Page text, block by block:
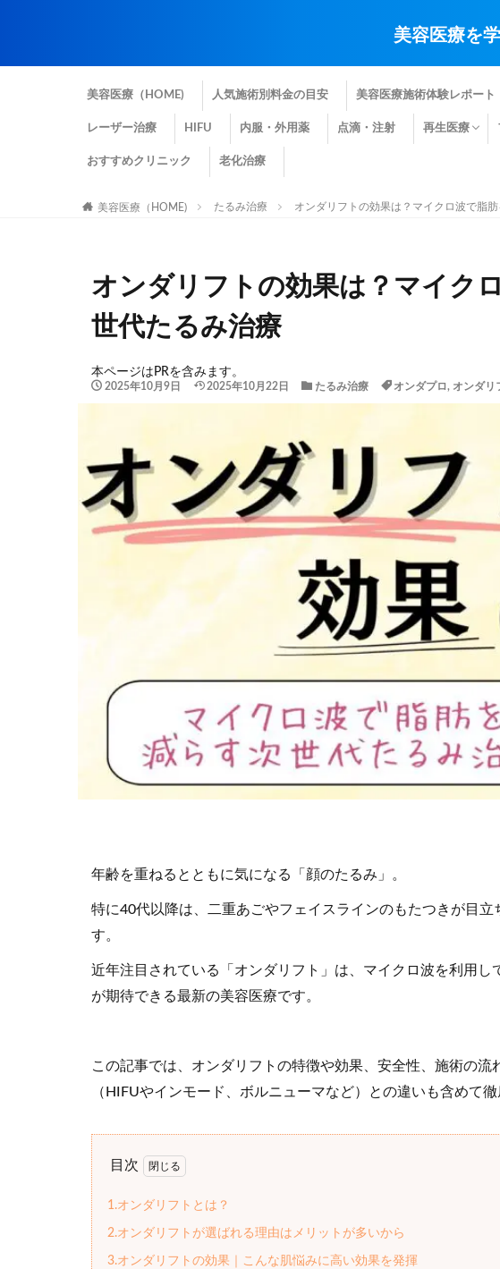
美容医療を
美容医療（HOME) 人気施術別料金の目安 美容医療施術体験レポート
レーザー治療 HIFU 内服・外用薬 点滴・注射 再生医療
おすすめクリニック 老化治療
美容医療（HOME) たるみ治療 オンダリフトの効果は？マイクロ波で脂
オンダリフトの効果は？マイク
世代たるみ治療
本ページはPRを含みます。
2025年10月9日 2025年10月22日 たるみ治療 オンダプロ, オンダリ
年齢を重ねるとともに気になる「顔のたるみ」。
特に40代以降は、二重あごやフェイスラインのもたつきが目立
す。
近年注目されている「オンダリフト」は、マイクロ波を利用
が期待できる最新の美容医療です。
この記事では、オンダリフトの特徴や効果、安全性、施術の
（HIFUやインモード、ボルニューマなど）との違いも含めて徹
目次
1.オンダリフトとは？
2.オンダリフトが選ばれる理由はメリットが多いから
3.オンダリフトの効果｜こんな肌悩みに高い効果を発揮